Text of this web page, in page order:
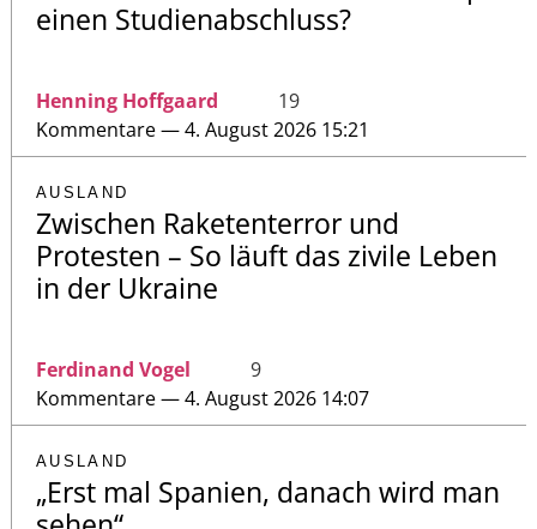
einen Studienabschluss?
Henning Hoffgaard
19
Kommentare — 4. August 2026 15:21
AUSLAND
Zwischen Raketenterror und
Protesten – So läuft das zivile Leben
in der Ukraine
Ferdinand Vogel
9
Kommentare — 4. August 2026 14:07
AUSLAND
„Erst mal Spanien, danach wird man